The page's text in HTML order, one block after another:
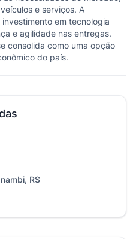
e serviços. A
em tecnologia
e agilidade nas entregas.
consolida como uma opção
do país.
RS